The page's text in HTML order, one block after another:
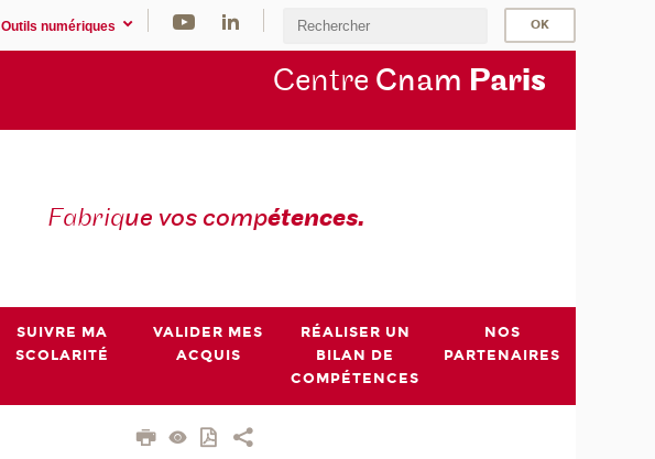
Outils numériques
Centre Cnam Paris
Fabrique vos compétences.
SUIVRE MA
SCOLARITÉ
VALIDER MES
ACQUIS
RÉALISER UN
BILAN DE
COMPÉTENCES
NOS
PARTENAIRES